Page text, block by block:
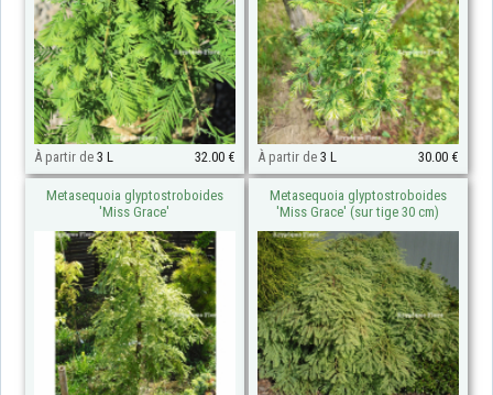
À partir de 3 L 32.00 € À partir de3 L 30.00 €
Metasequoia glyptostroboides
'Miss Grace'
Metasequoia glyptostroboides
'Miss Grace' (sur tige 30 cm)